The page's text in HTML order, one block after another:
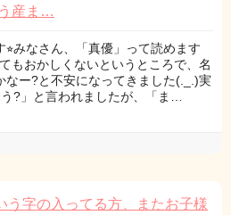
産ま…
みなさん、「真優」って読めます
もおかしくないというところで、名
なー?と不安になってきました(._.)実
?」と言われましたが、「ま…
う字の入ってる方、またお子様